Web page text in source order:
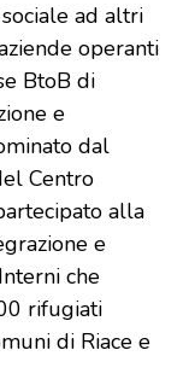
ad altri
operanti
BtoB di
e
dal
Centro
alla
e
che
rifugiati
di Riace e